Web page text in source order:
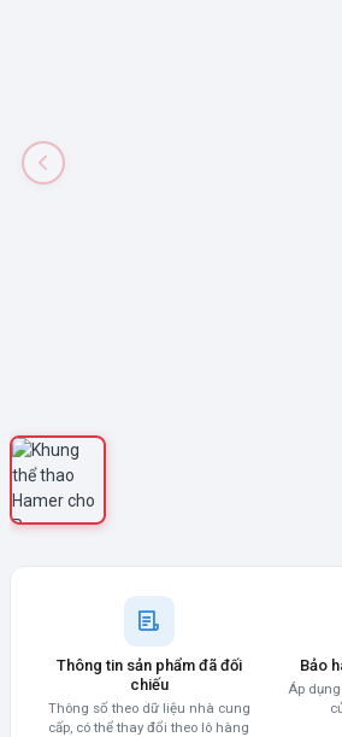
Thông tin sản phẩm đã đối
chiếu
Thông số theo dữ liệu nhà cung
cấp, có thể thay đổi theo lô hàng
Bảo
Áp